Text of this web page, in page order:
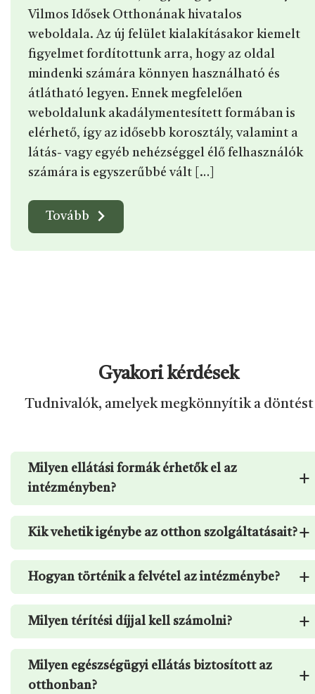
Vilmos Idősek Otthonának hivatalos
weboldala. Az új felület kialakításakor kiemelt
figyelmet fordítottunk arra, hogy az oldal
mindenki számára könnyen használható és
átlátható legyen. Ennek megfelelően
weboldalunk akadálymentesített formában is
elérhető, így az idősebb korosztály, valamint a
látás- vagy egyéb nehézséggel élő felhasználók
számára is egyszerűbbé vált […]
Tovább
Gyakori kérdések
Tudnivalók, amelyek megkönnyítik a döntést
Milyen ellátási formák érhetők el az
intézményben?
+
Kik vehetik igénybe az otthon szolgáltatásait?+
Hogyan történik a felvétel az intézménybe? +
Milyen térítési díjjal kell számolni? +
Milyen egészségügyi ellátás biztosított az
otthonban?
+